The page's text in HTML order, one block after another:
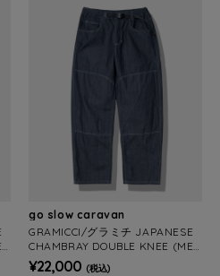
go slow caravan
GRAMICCI/グラミチ JAPANESE
CHAMBRAY DOUBLE KNEE (MEN
S)
¥22,000 (税込)